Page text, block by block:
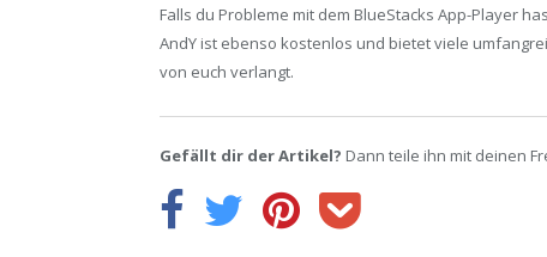
Falls du Probleme mit dem BlueStacks App-Player
AndY ist ebenso kostenlos und bietet viele
von euch verlangt.
Gefällt dir der Artikel? Dann teile ihn mit deinen